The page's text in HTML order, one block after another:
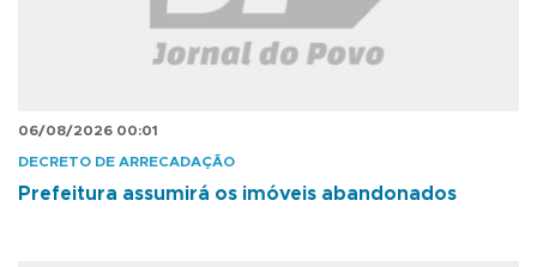
06/08/2026 00:01
DECRETO DE ARRECADAÇÃO
Prefeitura assumirá os imóveis abandonados